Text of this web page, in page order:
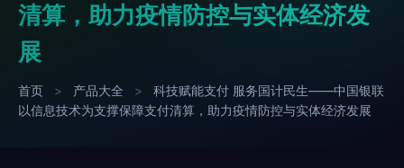
清算，助力疫情防控与实体经济发
展
首页 > 产品大全 >
科技赋能支付 服务国计民生——中国银联
以信息技术为支撑保障支付清算，助力疫情防控与实体经济发展